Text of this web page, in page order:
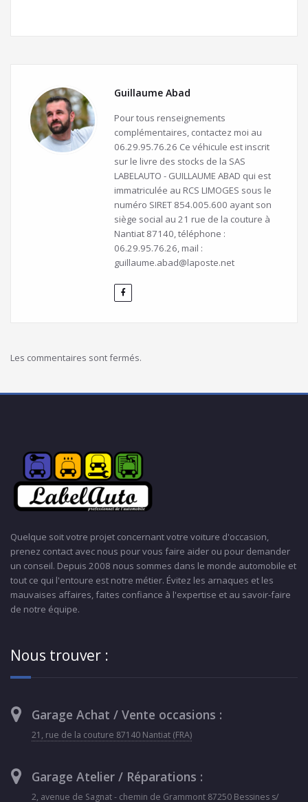
Guillaume Abad
Pour tous renseignements
complémentaires, contactez moi au
06.29.95.76.26 Ce véhicule est inscrit
sur le livre des stocks de la SAS
LABELAUTO - GUILLAUME ABAD qui est
immatriculée au RCS LIMOGES sous le
numéro SIRET 854.005.600 ayant son
siège social au 21 rue de la couture à
Nantiat 87140, téléphone :
06.29.95.76.26, mail :
guillaume.abad@laposte.net
Les commentaires sont fermés.
Quelque soit votre projet concernant votre voiture d'occasion,
prenez contact avec nous pour vous faire aider ou pour demander
un conseil. Depuis 2008 nous sommes dans le monde automobile et
tout ce qui l'entoure est notre métier. Évitez les arnaques et les
mauvaises affaires, faites confiance à l'expertise et au savoir-faire
de notre équipe.
Nous trouver :
Garage Achat / Vente occasions :
21, rue de la couture 87140 Nantiat (FRA)
Garage Atelier / Réparations :
2, avenue de Sagnat - chemin de Grammont 87250 Bessines s/